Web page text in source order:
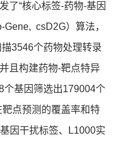
了“核心标签-药物-基因
Gene, csD2G）算法，
3546个药物处理转录
且构建药物-靶点特异
个基因筛选出179004个
点预测的覆盖率和特
因干扰标签、L1000实